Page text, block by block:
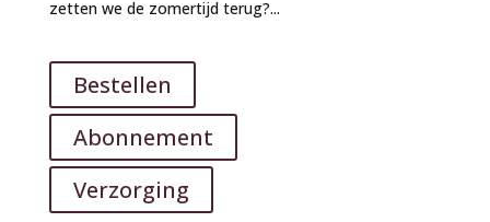
zetten we de zomertijd terug?...
Bestellen
Abonnement
Verzorging